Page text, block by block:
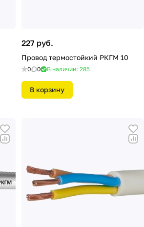
227 руб.
Провод термостойкий РКГМ 10
0 0 В наличии: 285
В корзину